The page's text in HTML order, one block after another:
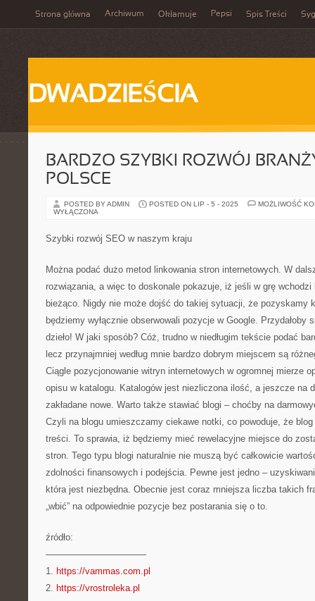
Strona główna Archiwum Okłamuje Pepsi Spis Treści
DWADZIEŚCIA
BARDZO SZYBKI ROZWÓJ
POLSCE
POSTED BY ADMIN POSTED ON LIP - 5 - 2025
MOŻLIWOŚĆ
WYŁĄCZONA
Szybki rozwój SEO w naszym kraju
Można podać dużo metod linkowania stron internetowych. W
rozwiązania, a więc to doskonale pokazuje, iż jeśli w grę
bieżąco. Nigdy nie może dojść do takiej sytuacji, że pozyskamy
będziemy wyłącznie obserwowali pozycje w Google. Przydałoby
dzieło! W jaki sposób? Cóż, trudno w niedługim tekście podać
lecz przynajmniej według mnie bardzo dobrym miejscem są
Ciągle pozycjonowanie witryn internetowych w ogromnej mierze
opisu w katalogu. Katalogów jest niezliczona ilość, a jeszcze na
zakładane nowe. Warto także stawiać blogi – choćby na
Czyli na blogu umieszczamy ciekawe notki, co powoduje, że blog
treści. To sprawia, iż będziemy mieć rewelacyjne miejsce do
stron. Tego typu blogi naturalnie nie muszą być całkowicie
zdolności finansowych i podejścia. Pewne jest jedno –
która jest niezbędna. Obecnie jest coraz mniejsza liczba takich
„wbić” na odpowiednie pozycje bez postarania się o to.
źródło:
———————————
1. https://vammas.com.pl
2. https://vrostroleka.pl